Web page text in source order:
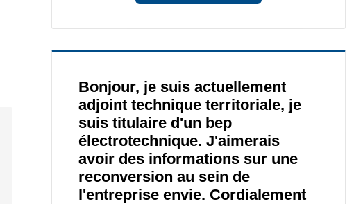
Bonjour, je suis actuellement
adjoint technique territoriale, je
suis titulaire d'un bep
électrotechnique. J'aimerais
avoir des informations sur une
reconversion au sein de
l'entreprise envie. Cordialement